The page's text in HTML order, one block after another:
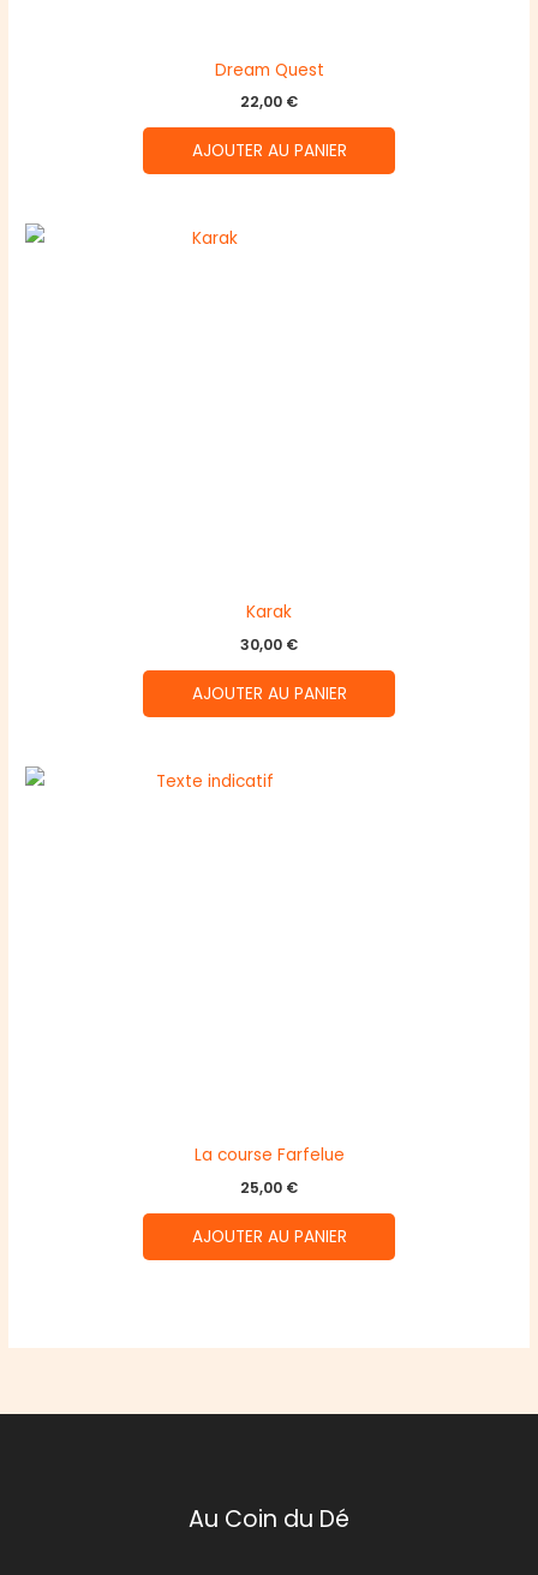
Dream Quest
22,00 €
AJOUTER AU PANIER
Karak
30,00 €
AJOUTER AU PANIER
La course Farfelue
25,00 €
AJOUTER AU PANIER
Au Coin du Dé